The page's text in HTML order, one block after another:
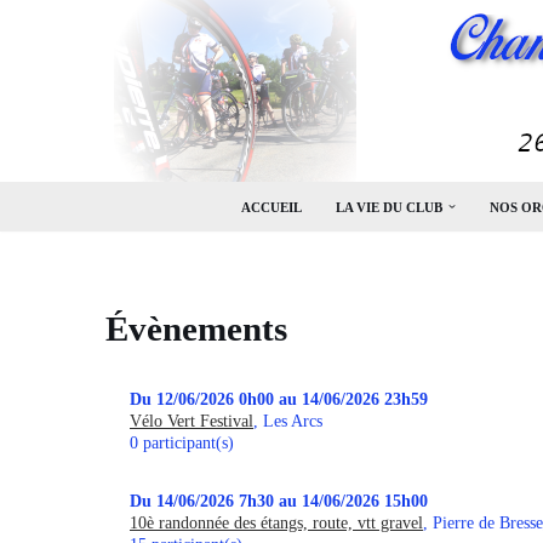
ACCUEIL LA VIE DU CLUB NOS
Évènements
Du 12/06/2026 0h00 au 14/06/2026 23h59
Vélo Vert Festival, Les Arcs
0 participant(s)
Du 14/06/2026 7h30 au 14/06/2026 15h00
10è randonnée des étangs, route, vtt gravel, Pierre de